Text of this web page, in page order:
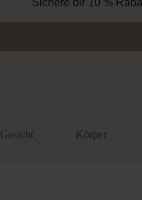
Sichere dir 10 %
Gesicht Körper